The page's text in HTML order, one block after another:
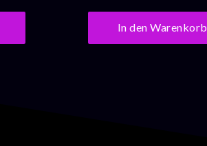
In den Warenkorb